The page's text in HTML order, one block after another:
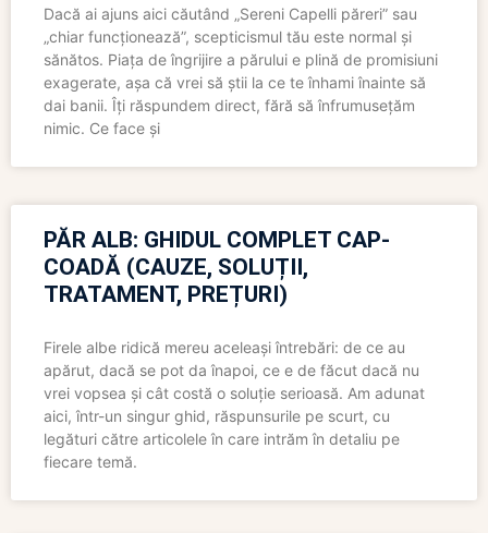
Dacă ai ajuns aici căutând „Sereni Capelli păreri” sau
„chiar funcționează”, scepticismul tău este normal și
sănătos. Piața de îngrijire a părului e plină de promisiuni
exagerate, așa că vrei să știi la ce te înhami înainte să
dai banii. Îți răspundem direct, fără să înfrumusețăm
nimic. Ce face și
PĂR ALB: GHIDUL COMPLET CAP-
COADĂ (CAUZE, SOLUȚII,
TRATAMENT, PREȚURI)
Firele albe ridică mereu aceleași întrebări: de ce au
apărut, dacă se pot da înapoi, ce e de făcut dacă nu
vrei vopsea și cât costă o soluție serioasă. Am adunat
aici, într-un singur ghid, răspunsurile pe scurt, cu
legături către articolele în care intrăm în detaliu pe
fiecare temă.